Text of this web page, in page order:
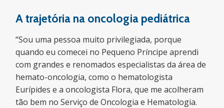
A trajetória na oncologia pediátrica
“Sou uma pessoa muito privilegiada, porque
quando eu comecei no Pequeno Príncipe aprendi
com grandes e renomados especialistas da área de
hemato-oncologia, como o hematologista
Eurípides e a oncologista Flora, que me acolheram
tão bem no Serviço de Oncologia e Hematologia.